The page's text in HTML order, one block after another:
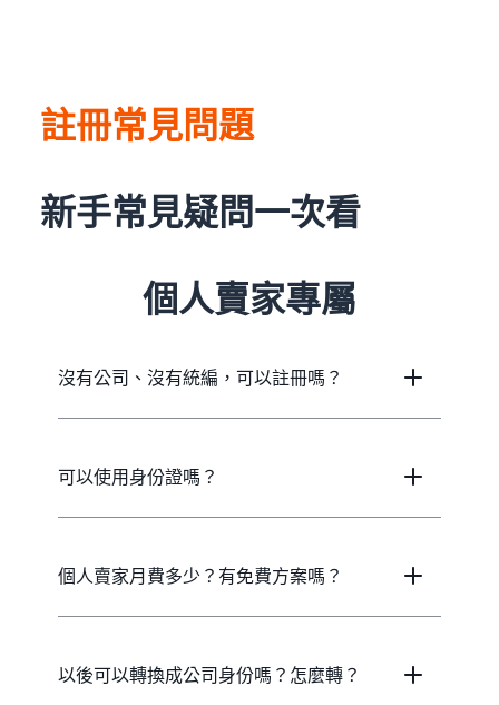
註冊常見問題
新手常見疑問一次看
個人賣家專屬
沒有公司、沒有統編，可以註冊嗎？
可以使用身份證嗎？
個人賣家月費多少？有免費方案嗎？
以後可以轉換成公司身份嗎？怎麼轉？